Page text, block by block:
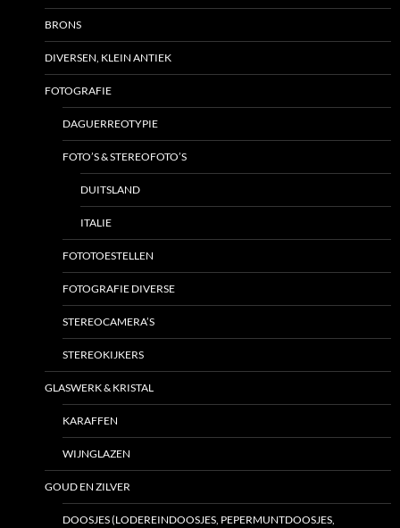
BRONS
DIVERSEN, KLEIN ANTIEK
FOTOGRAFIE
DAGUERREOTYPIE
FOTO’S & STEREOFOTO’S
DUITSLAND
ITALIE
FOTOTOESTELLEN
FOTOGRAFIE DIVERSE
STEREOCAMERA’S
STEREOKIJKERS
GLASWERK & KRISTAL
KARAFFEN
WIJNGLAZEN
GOUD EN ZILVER
DOOSJES (LODEREINDOOSJES, PEPERMUNTDOOSJES,